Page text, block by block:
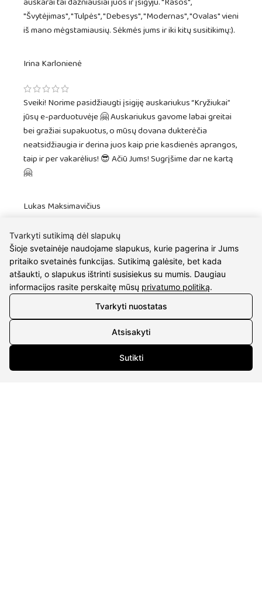
"Švytėjimas", "Tulpės", "Debesys", "Modernas", "Ovalas" vieni
iš mano mėgstamiausių. Sėkmės jums ir iki kitų susitikimų:).
Irina Karlonienė
Sveiki! Norime pasidžiaugti įsigiję auskariukus “Kryžiukai”
jūsų e-parduotuvėje 🤗 Auskariukus gavome labai greitai
bei gražiai supakuotus, o mūsų dovana dukterėčia
neatsidžiaugia ir derina juos kaip prie kasdienės aprangos,
taip ir per vakarėlius! 😎 Ačiū Jums! Sugrįšime dar ne kartą
🤗
Lukas Maksimavičius
Esu labai patenkintas aptarnavimo kokybe ir greitu darbu.
Jau ne kartą perku dovanas savo sužadėtinei. :)
Tvarkyti sutikimą dėl slapukų
Šioje svetainėje naudojame slapukus, kurie pagerina ir Jums
pritaiko svetainės funkcijas. Sutikimą galėsite, bet kada
atšaukti, o slapukus ištrinti susisiekus su mumis. Daugiau
informacijos rasite perskaitę mūsų privatumo politiką.
Tvarkyti nuostatas
Atsisakyti
Sutikti